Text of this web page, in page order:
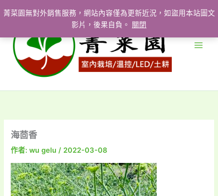
菁菜園無對外銷售服務，網站內容僅為更新近況，如盜用本站圖文
影片，後果自負。
關閉
至
要
海茴香
作者:wu gelu/ 2022-03-08